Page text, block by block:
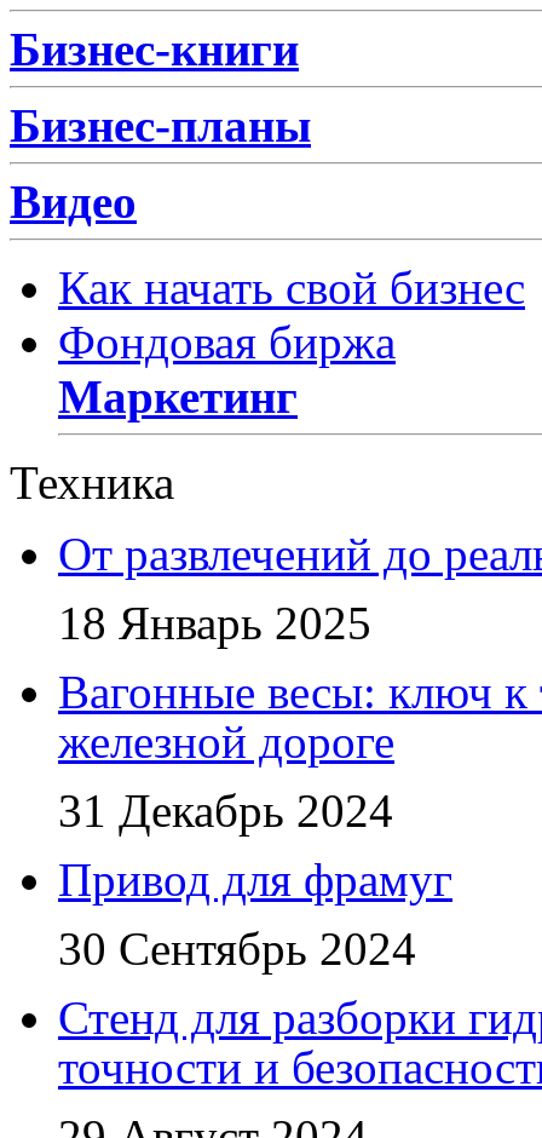
Бизнес-книги
Бизнес-планы
Видео
Как начать свой бизнес
Фондовая биржа
Маркетинг
Техника
От развлечений до
18 Январь 2025
Вагонные весы: ключ к
железной дороге
31 Декабрь 2024
Привод для фрамуг
30 Сентябрь 2024
Стенд для разборки
точности и